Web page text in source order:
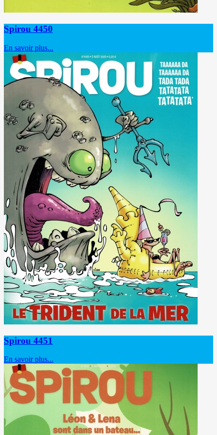
Spirou 4450
En savoir plus...
Spirou 4451
En savoir plus...